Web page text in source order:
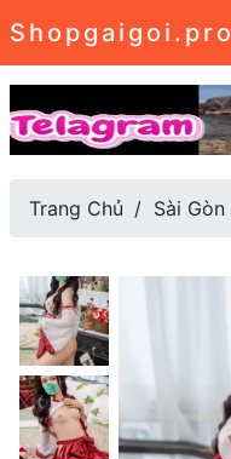
Shopgaigoi.pro
Trang Chủ Sài Gòn